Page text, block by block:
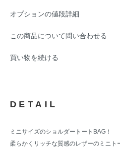
オプションの値段詳細
この商品について問い合わせる
買い物を続ける
DETAIL
ミニサイズのショルダートートBAG！
柔らかくリッチな質感のレザーのミニ